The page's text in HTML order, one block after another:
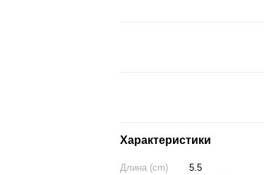
Характеристики
Длина (cm)
5.5